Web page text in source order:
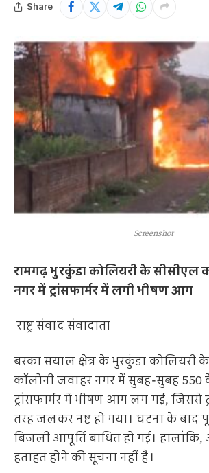
Share
Screenshot
रामगढ़ भुरकुंडा कोलियरी के सीसीएल
नगर में ट्रांसफार्मर में लगी भीषण आग
राष्ट्र संवाद संवादाता
बरका सयाल क्षेत्र के भुरकुंडा कोलियरी
कॉलोनी जवाहर नगर में सुबह-सुबह 550
ट्रांसफार्मर में भीषण आग लग गई, जिससे
तरह जलकर नष्ट हो गया। घटना के बाद
बिजली आपूर्ति बाधित हो गई।
हताहत होने की सूचना नहीं है।